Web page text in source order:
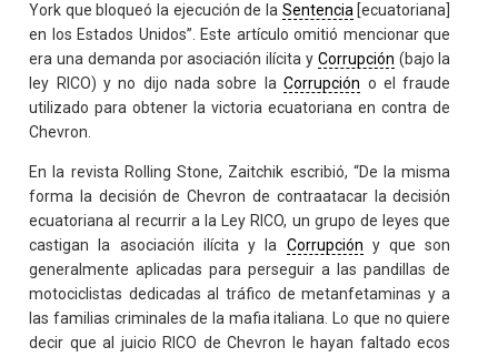
York que bloqueó la ejecución de la Sentencia [ecuatoriana]
en los Estados Unidos”. Este artículo omitió mencionar que
era una demanda por asociación ilícita y Corrupción (bajo la
ley RICO) y no dijo nada sobre laCorrupción o el fraude
utilizado para obtener la victoria ecuatoriana en contra de
Chevron.
En la revista Rolling Stone, Zaitchik escribió, “De la misma
forma la decisión de Chevron de contraatacar la decisión
ecuatoriana al recurrir a la Ley RICO, un grupo de leyes que
castigan la asociación ilícita y la Corrupción y que son
generalmente aplicadas para perseguir a las pandillas de
motociclistas dedicadas al tráfico de metanfetaminas y a
las familias criminales de la mafia italiana. Lo que no quiere
decir que al juicio RICO de Chevron le hayan faltado ecos